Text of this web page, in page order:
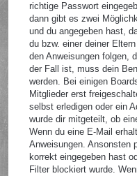
richtige Passwort
dann gibt es zwei
und du angegeben hast,
du bzw. einer deiner
den Anweisungen folgen,
der Fall ist, muss dein
werden. Bei einigen
Mitglieder erst
selbst erledigen oder ein
wurde dir mitgeteilt, ob
Wenn du eine E-Mail
Anweisungen. Ansonsten
korrekt eingegeben hast
Filter blockiert wurde.